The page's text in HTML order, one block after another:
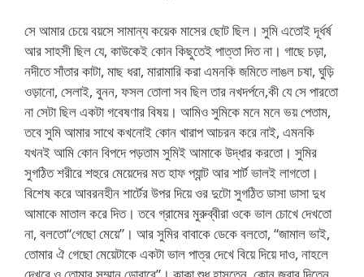
সে আমার চেয়ে বয়সে সামান্য কয়েক মাসের ছোট ছিল। সুমি এতোই দূর্ধর্ষ
আর সাহসী ছিল যে, কাউকেই কোন কিছুতেই পাত্তা দিত না। গাছে চড়া,
নদীতে সাঁতার কাটা, মাছ ধরা, মারামারি করা এমনকি জমিতে লাঙল চষা, ঘুড়ি
ওড়ানো, সেলাই, বুনন, ফসল তোলা সব ছিল তার নখদর্পনে,কী যে সে পারতো
না সেটা ছিল একটা গবেষণার বিষয়। আমিও সুমিকে মনে মনে ভয় পেতাম,
তবে সুমি আমার সাথে কখনোই কোন খারাপ আচরন করে নাই, এমনকি
যখনই আমি কোন বিপদে পড়তাম সুমিই আমাকে উদ্ধার করতো। সুমির
সুগঠিত শরীরে শহুরে মেয়েদের মত হাফ প্যান্ট আর শার্ট ভালই লাগতো।
বিশেষ করে আবরনহীন শার্টের উপর দিয়ে ওর দুটো সুগঠিত ডাসা ডাসা দুধ
আমাকে মাতাল করে দিত। তবে গ্রামের মুরুব্বীরা ওকে ভাল চোখে দেখতো
না, বলতো“গেছো মেয়ে”। আর সুমির বাবাকে ডেকে বলতো, “জামাল ভাই,
তোমার ঐ গেছো মেয়েটাকে একটা ভাল পাত্র দেখে বিয়ে দিয়ে দাও, নাহলে